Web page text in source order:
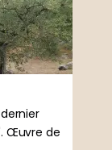
Œuvre de